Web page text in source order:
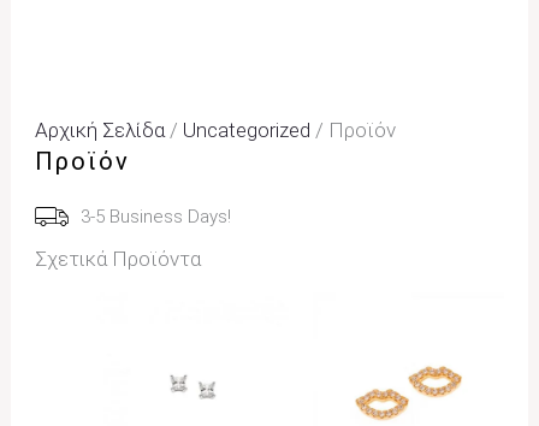
Αρχική Σελίδα / Uncategorized / Προϊόν
Προϊόν
3-5 Business Days!
Σχετικά Προϊόντα
25,00€